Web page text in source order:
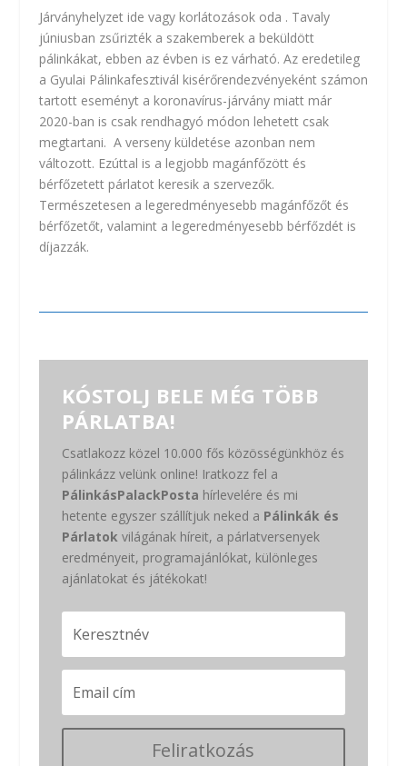
Járványhelyzet ide vagy korlátozások oda . Tavaly
júniusban zsűrizték a szakemberek a beküldött
pálinkákat, ebben az évben is ez várható. Az eredetileg
a Gyulai Pálinkafesztivál kisérőrendezvényeként számon
tartott eseményt a koronavírus-járvány miatt már
2020-ban is csak rendhagyó módon lehetett csak
megtartani. A verseny küldetése azonban nem
változott. Ezúttal is a legjobb magánfőzött és
bérfőzetett párlatot keresik a szervezők.
Természetesen a legeredményesebb magánfőzőt és
bérfőzetőt, valamint a legeredményesebb bérfőzdét is
díjazzák.
KÓSTOLJ BELE MÉG TÖBB
PÁRLATBA!
Csatlakozz közel 10.000 fős közösségünkhöz és
pálinkázz velünk online! Iratkozz fel a
PálinkásPalackPosta hírlevelére és mi
hetente egyszer szállítjuk neked a Pálinkák és
Párlatokvilágának híreit, a párlatversenyek
eredményeit, programajánlókat, különleges
ajánlatokat és játékokat!
Feliratkozás